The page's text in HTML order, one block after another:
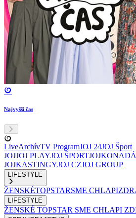
Najvyšší čas
LiveArchívTV ProgramJOJ 24JOJ Šport
JOJJOJ PLAYJOJ ŠPORTJOJKO
JOJKASTINGYJOJ CZJOJ GROUP
LIFESTYLE
ŽENSKÉTOPSTARSME CHLAPI
LIFESTYLE
ŽENSKÉ TOPSTAR SME CHLAPI